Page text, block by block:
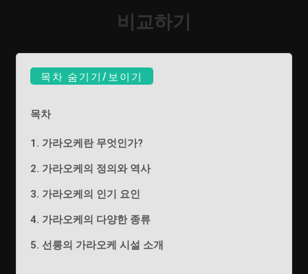
비교하기
목차 숨기기/보이기
목차
1. 가라오케란 무엇인가?
2. 가라오케의 정의와 역사
3. 가라오케의 인기 요인
4. 가라오케의 다양한 종류
5. 선릉의 가라오케 시설 소개